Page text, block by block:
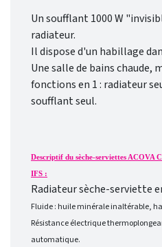
Un soufflant 1000 W
radiateur.
Il dispose d'un habillage
Une salle de bains chaude,
fonctions en 1 : radiateur
soufflant seul.
Descriptif du sèche-serviettes
IFS :
Radiateur sèche-serviette
Fluide : huile minérale inaltérable,
Résistance électrique
automatique.